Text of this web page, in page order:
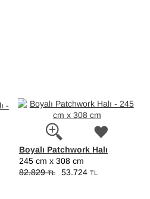
Boyalı Patchwork Halı
245 cm x 308 cm
82.829TL 53.724 TL